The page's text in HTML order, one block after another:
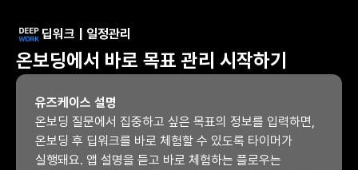
딥워크 | 일정관리
온보딩에서 바로 목표 관리 시작하기
유즈케이스 설명
온보딩 질문에서 집중하고 싶은 목표의 정보를 입력하면,
온보딩 후 딥워크를 바로 체험할 수 있도록 타이머가
실행돼요. 앱 설명을 듣고 바로 체험하는 플로우는